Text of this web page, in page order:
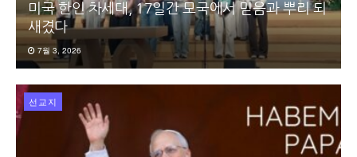
미국 한인 차세대, 17일간 모국에서 믿음과 뿌리 되
새겼다
7월 3, 2026
선교지